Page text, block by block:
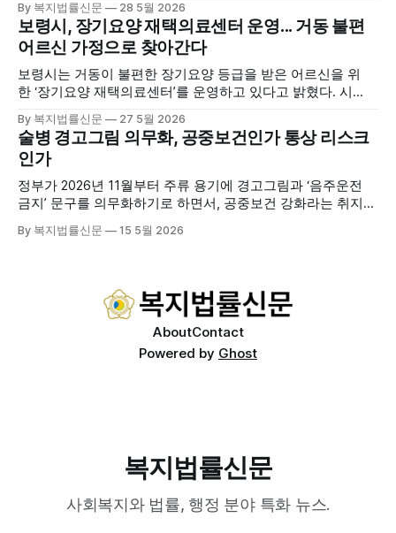
행사에는 서산시 관내 주·야간보호기관 관계자와 종사자, 유관
기관 내빈 등 약 100여명이 참석했으며, 서산시청 관계자, 서
산시노인복지시설협회, 서산시재가복지협회, 서산시사회복지
사협회 등 지역 노인복지 관련 기관 관계자들이 함께해 협회
출범을 축하했다. 서산시노인주야간보호협회는 서산시 소재
By 복지법률신문 28 5월 2026
보령시, 장기요양 재택의료센터 운영... 거동 불편
어르신 가정으로 찾아간다
보령시는 거동이 불편한 장기요양 등급을 받은 어르신을 위
한 ‘장기요양 재택의료센터’를 운영하고 있다고 밝혔다. 시
고 본격적인 서비스 제공에 나서고 있다. 재택의료센터
는 (한)의사가 거동 불편으로 의료기관 이용이 어렵다고 판단
한 장기요양 등급자를 대상으로, (한)의사·간호사·사회복지사
로 구성된 다학제 팀이 직접 가정을 방문해 건강관리서비스
를 제공하는
By 복지법률신문 27 5월 2026
술병 경고그림 의무화, 공중보건인가 통상 리스크
인가
정부가 2026년 11월부터 주류 용기에 경고그림과 ‘음주운전
금지’ 문구를 의무화하기로 하면서, 공중보건 강화라는 취지와
도는 국제 통상 규범, 영세업체 부담, 소비자 선택권 등 다양한
By 복지법률신문 15 5월 2026
AboutContact
Powered by Ghost
복지법률신문
사회복지와 법률, 행정 분야 특화 뉴스.